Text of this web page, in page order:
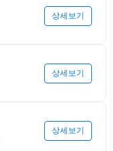
상세보기
상세보기
상세보기